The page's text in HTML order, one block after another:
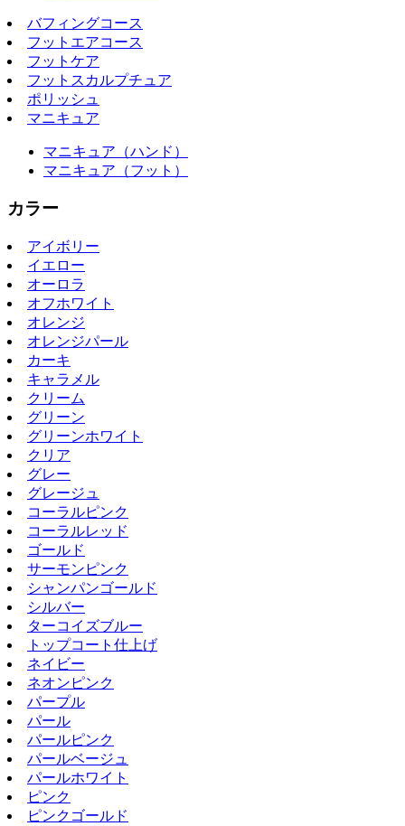
バフィングコース
フットエアコース
フットケア
フットスカルプチュア
ポリッシュ
マニキュア
マニキュア（ハンド）
マニキュア（フット）
カラー
アイボリー
イエロー
オーロラ
オフホワイト
オレンジ
オレンジパール
カーキ
キャラメル
クリーム
グリーン
グリーンホワイト
クリア
グレー
グレージュ
コーラルピンク
コーラルレッド
ゴールド
サーモンピンク
シャンパンゴールド
シルバー
ターコイズブルー
トップコート仕上げ
ネイビー
ネオンピンク
パープル
パール
パールピンク
パールベージュ
パールホワイト
ピンク
ピンクゴールド